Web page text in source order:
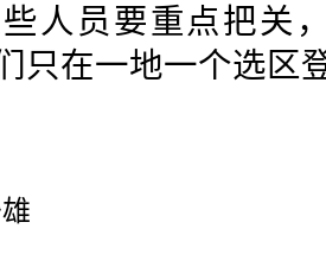
人员要重点把关
只在一地一个选区